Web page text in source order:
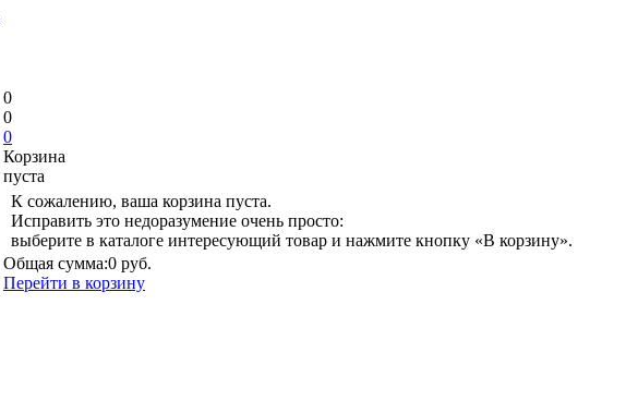
0
0
0
Корзина
пуста
К сожалению, ваша корзина пуста.
Исправить это недоразумение очень просто:
выберите в каталоге интересующий товар и нажмите кнопку «В корзину».
Общая сумма:0 руб.
Перейти в корзину